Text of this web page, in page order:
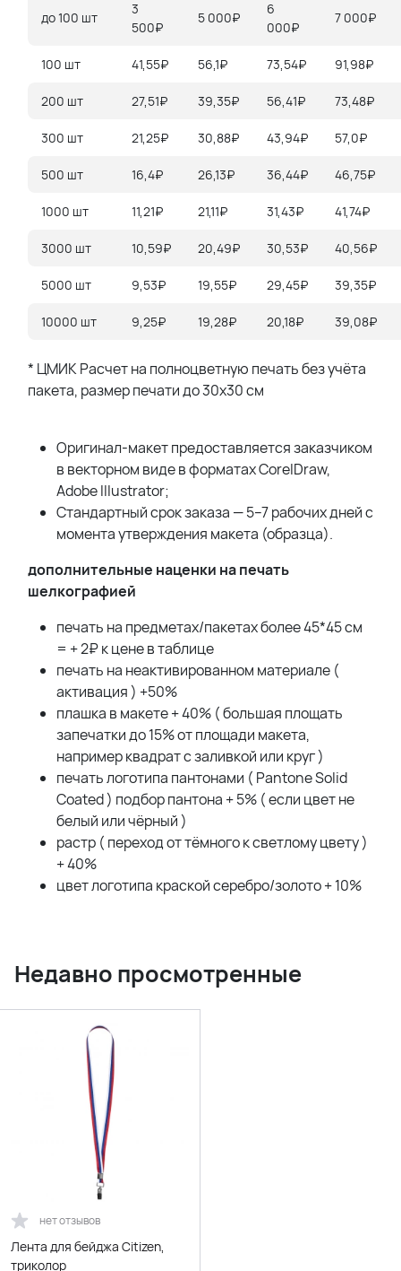
до 100 шт
3
500₽
5 000₽
6
000₽
7 000₽
100 шт 41,55₽ 56,1₽ 73,54₽ 91,98₽
200 шт 27,51₽ 39,35₽ 56,41₽ 73,48₽
300 шт 21,25₽ 30,88₽ 43,94₽ 57,0₽
500 шт 16,4₽ 26,13₽ 36,44₽ 46,75₽
1000 шт 11,21₽ 21,11₽ 31,43₽ 41,74₽
3000 шт 10,59₽ 20,49₽ 30,53₽ 40,56₽
5000 шт 9,53₽ 19,55₽ 29,45₽ 39,35₽
10000 шт 9,25₽ 19,28₽ 20,18₽ 39,08₽
* ЦМИК Расчет на полноцветную печать без учёта
пакета, размер печати до 30х30 см
Оригинал-макет предоставляется заказчиком
в векторном виде в форматах CorelDraw,
Adobe Illustrator;
Стандартный срок заказа — 5–7 рабочих дней с
момента утверждения макета (образца).
дополнительные наценки на печать
шелкографией
печать на предметах/пакетах более 45*45 см
= + 2₽ к цене в таблице
печать на неактивированном материале (
активация ) +50%
плашка в макете + 40% ( большая площать
запечатки до 15% от площади макета,
например квадрат с заливкой или круг )
печать логотипа пантонами ( Pantone Solid
Coated ) подбор пантона + 5% ( если цвет не
белый или чёрный )
растр ( переход от тёмного к светлому цвету )
+ 40%
цвет логотипа краской серебро/золото + 10%
Недавно просмотренные
нет отзывов
Лента для бейджа Citizen,
триколор